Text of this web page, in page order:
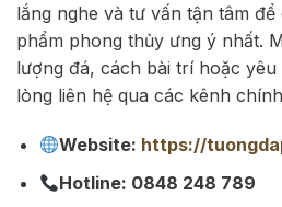
lắng nghe và tư vấn tận tâm
phẩm phong thủy ưng ý nhất.
lượng đá, cách bài trí hoặc
lòng liên hệ qua các kênh
Website: https://
Hotline: 0848 248 789